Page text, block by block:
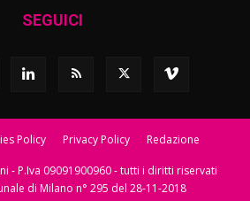
SEGUICI
Policy Privacy Policy Redazione
- P.Iva 09091900960 - tutti i diritti riservati
di Milano n° 295 del 28-11-2018